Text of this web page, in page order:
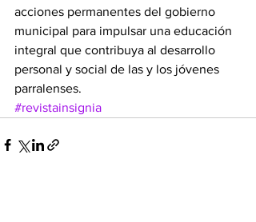
acciones permanentes del gobierno
municipal para impulsar una educación
integral que contribuya al desarrollo
personal y social de las y los jóvenes
parralenses.
#revistainsignia